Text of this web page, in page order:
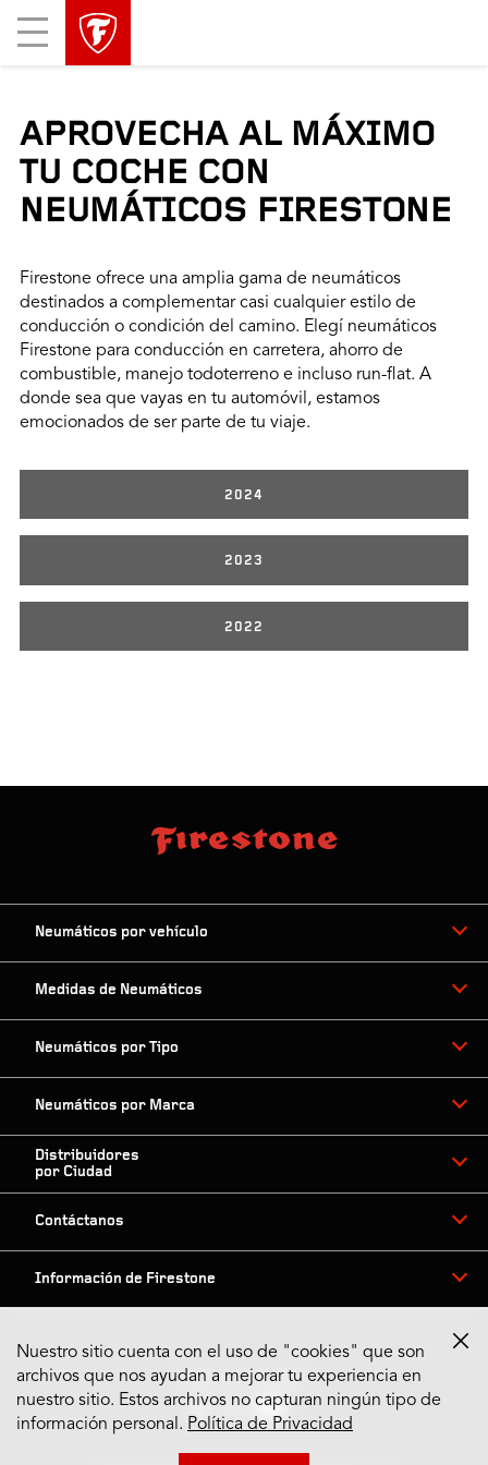
Mobile
Menu
APROVECHA AL MÁXIMO
TU COCHE CON
NEUMÁTICOS FIRESTONE
Firestone ofrece una amplia gama de neumáticos
destinados a complementar casi cualquier estilo de
conducción o condición del camino. Elegí neumáticos
Firestone para conducción en carretera, ahorro de
combustible, manejo todoterreno e incluso run-flat. A
donde sea que vayas en tu automóvil, estamos
emocionados de ser parte de tu viaje.
2024
2023
2022
Neumáticos por vehículo
Medidas de Neumáticos
Neumáticos por Tipo
Neumáticos por Marca
Distribuidores
por Ciudad
Contáctanos
Información de Firestone
Síguenos en Redes
Nuestro sitio cuenta con el uso de "cookies" que son
archivos que nos ayudan a mejorar tu experiencia en
nuestro sitio. Estos archivos no capturan ningún tipo de
información personal. Política de Privacidad